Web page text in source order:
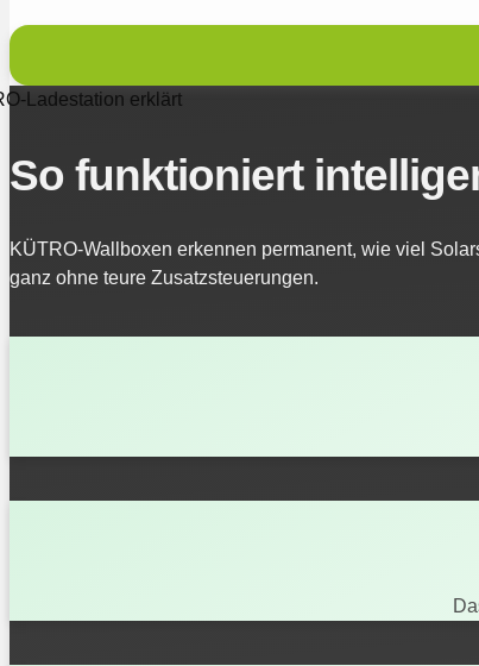
Ladestation erklärt
So funktioniert
KÜTRO‑Wallboxen erkennen permanent, wie viel
ganz ohne teure Zusatzsteuerungen.